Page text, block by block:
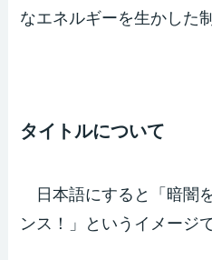
なエネルギーを生かした
タイトルについて
日本語にすると「暗闇
ンス！」というイメージ